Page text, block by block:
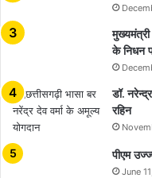
मुख्यमंत्री
के निधन
डॉ.
रहिन
पीएम
June